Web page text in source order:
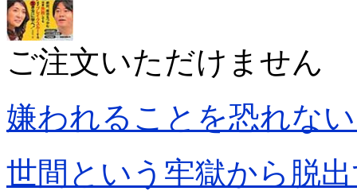
ご注文いただけません
嫌われることを恐れな
世間という牢獄から脱